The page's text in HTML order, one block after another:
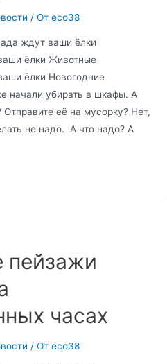
/ От eco38
ждут ваши ёлки
ёлки Животные
ёлки Новогодние
начали убирать в шкафы. А
Отправите её на мусорку? Нет,
не надо. А что надо? А
пейзажи
часах
/ От eco38